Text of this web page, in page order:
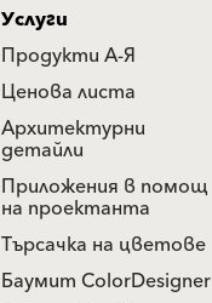
Услуги
Продукти А-Я
Ценова листа
Архитектурни
детайли
Приложения в помощ
на проектанта
Търсачка на цветове
Баумит ColorDesigner